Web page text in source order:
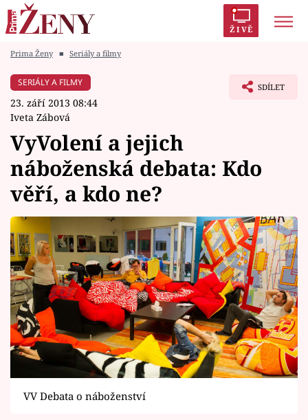
ŽIVĚ
Módní alarm
Témata
Celebrity
Vztahy
Seriály
Horoskopy
Sledujte prima+
Filmový festival Karlovy Vary
Prima Ženy ■ Seriály a filmy
SERIÁLY A FILMY
23. září 2013 08:44
Iveta Zábová
SDÍLET
VyVolení a jejich
náboženská debata: Kdo
věří, a kdo ne?
VV Debata o náboženství